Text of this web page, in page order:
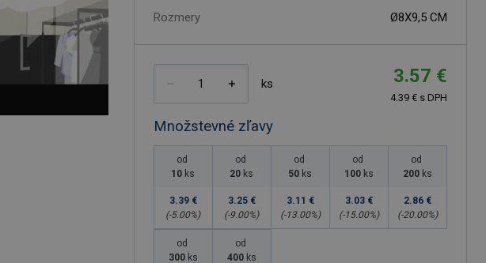
Rozmery
Ø8X9,5 CM
ks 3.57 €
4.39 € s DPH
Množstevné zľavy
od
10 ks
3.39 €
(-5.00%)
od
20 ks
3.25 €
(-9.00%)
od
50 ks
3.11 €
(-13.00%)
od
100 ks
3.03 €
(-15.00%)
od
200 ks
2.86 €
(-20.00%)
od
300 ks
od
400 ks